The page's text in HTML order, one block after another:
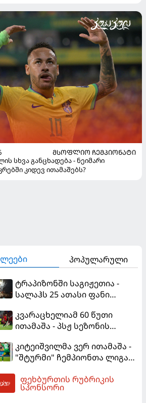
ᲛᲡᲝᲤᲚᲘᲝ ᲩᲔᲛᲞᲘᲝᲜᲐᲢᲘ
სხვა განცხადება - ნეიმარი
კიდევ ითამაშებს?
პოპულარული
ტრაპიზონში საგიჟეთია -
სალაჰს 25 ათასი ფანი
კვარაცხელიამ 60 წუთი
ითამაშა - პსჟ სეზონის
"მალიორკასთან"
დამარცხდა
კიტეიშვილმა ვერ ითამაშა -
"შტურმი" ჩემპიონთა ლიგაზე
დამარცხდა
ფეხბურთის რუბრიკის
სპონსორი